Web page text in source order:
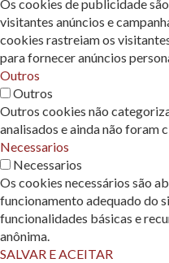
Os cookies de publicidade
visitantes anúncios e
cookies rastreiam os
para fornecer anúncios
Outros
Outros
Outros cookies não
analisados ​​e ainda não foram
Necessarios
Necessarios
Os cookies necessários são
funcionamento adequado do
funcionalidades básicas e
anônima.
SALVAR E ACEITAR